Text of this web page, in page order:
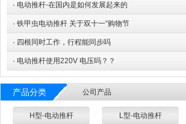
· 电动推杆-在国内是如何发展起来的
· 铁甲虫电动推杆 关于双十一“购物节
· 四根同时工作，行程能同步吗
· 电动推杆使用220V 电压吗？？
产品分类 公司产品
H型-电动推杆 L型-电动推杆